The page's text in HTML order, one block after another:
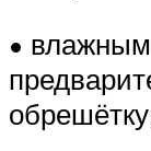
•